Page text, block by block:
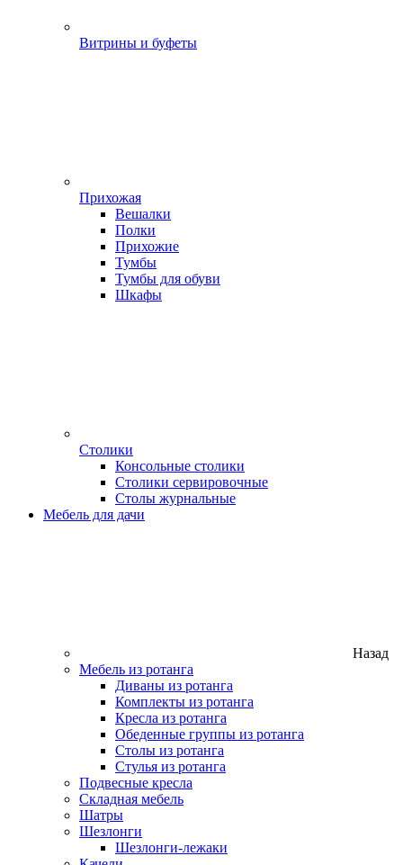
Витрины и буфеты
Прихожая
Вешалки
Полки
Прихожие
Тумбы
Тумбы для обуви
Шкафы
Столики
Консольные столики
Столики сервировочные
Столы журнальные
Мебель для дачи
Назад
Мебель из ротанга
Диваны из ротанга
Комплекты из ротанга
Кресла из ротанга
Обеденные группы из ротанга
Столы из ротанга
Стулья из ротанга
Подвесные кресла
Складная мебель
Шатры
Шезлонги
Шезлонги-лежаки